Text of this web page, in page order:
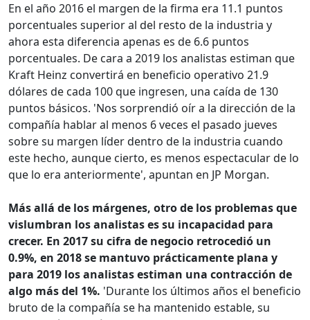
En el año 2016 el margen de la firma era 11.1 puntos
porcentuales superior al del resto de la industria y
ahora esta diferencia apenas es de 6.6 puntos
porcentuales. De cara a 2019 los analistas estiman que
Kraft Heinz convertirá en beneficio operativo 21.9
dólares de cada 100 que ingresen, una caída de 130
puntos básicos. 'Nos sorprendió oír a la dirección de la
compañía hablar al menos 6 veces el pasado jueves
sobre su margen líder dentro de la industria cuando
este hecho, aunque cierto, es menos espectacular de lo
que lo era anteriormente', apuntan en JP Morgan.
Más allá de los márgenes, otro de los problemas que
vislumbran los analistas es su incapacidad para
crecer. En 2017 su cifra de negocio retrocedió un
0.9%, en 2018 se mantuvo prácticamente plana y
para 2019 los analistas estiman una contracción de
algo más del 1%. 'Durante los últimos años el beneficio
bruto de la compañía se ha mantenido estable, su